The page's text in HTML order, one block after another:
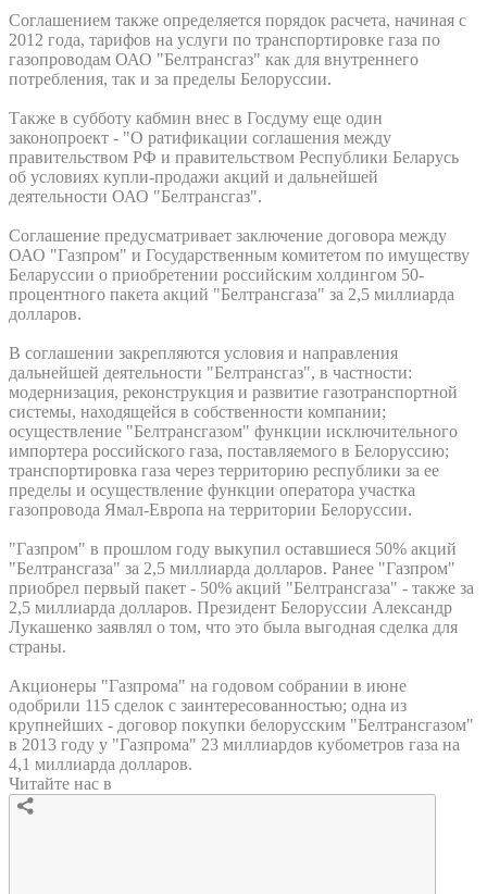
Соглашением также определяется порядок расчета, начиная с
2012 года, тарифов на услуги по транспортировке газа по
газопроводам ОАО "Белтрансгаз" как для внутреннего
потребления, так и за пределы Белоруссии.
Также в субботу кабмин внес в Госдуму еще один
законопроект - "О ратификации соглашения между
правительством РФ и правительством Республики Беларусь
об условиях купли-продажи акций и дальнейшей
деятельности ОАО "Белтрансгаз".
Соглашение предусматривает заключение договора между
ОАО "Газпром" и Государственным комитетом по имуществу
Беларуссии о приобретении российским холдингом 50-
процентного пакета акций "Белтрансгаза" за 2,5 миллиарда
долларов.
В соглашении закрепляются условия и направления
дальнейшей деятельности "Белтрансгаз", в частности:
модернизация, реконструкция и развитие газотранспортной
системы, находящейся в собственности компании;
осуществление "Белтрансгазом" функции исключительного
импортера российского газа, поставляемого в Белоруссию;
транспортировка газа через территорию республики за ее
пределы и осуществление функции оператора участка
газопровода Ямал-Европа на территории Белоруссии.
"Газпром" в прошлом году выкупил оставшиеся 50% акций
"Белтрансгаза" за 2,5 миллиарда долларов. Ранее "Газпром"
приобрел первый пакет - 50% акций "Белтрансгаза" - также за
2,5 миллиарда долларов. Президент Белоруссии Александр
Лукашенко заявлял о том, что это была выгодная сделка для
страны.
Акционеры "Газпрома" на годовом собрании в июне
одобрили 115 сделок с заинтересованностью; одна из
крупнейших - договор покупки белорусским "Белтрансгазом"
в 2013 году у "Газпрома" 23 миллиардов кубометров газа на
4,1 миллиарда долларов.
Читайте нас в